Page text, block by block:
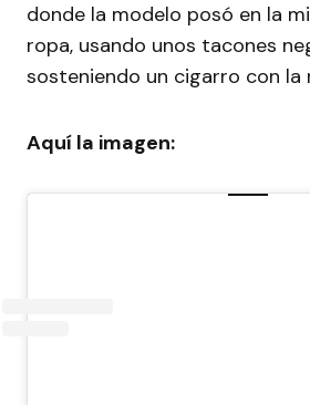
donde la modelo posó en la
ropa, usando unos tacones
sosteniendo un cigarro con la
Aquí la imagen: